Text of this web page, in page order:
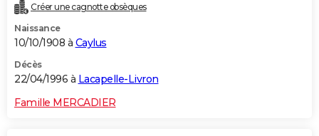
Créer une cagnotte obsèques
Naissance
10/10/1908 à Caylus
Décès
22/04/1996 à Lacapelle-Livron
Famille MERCADIER